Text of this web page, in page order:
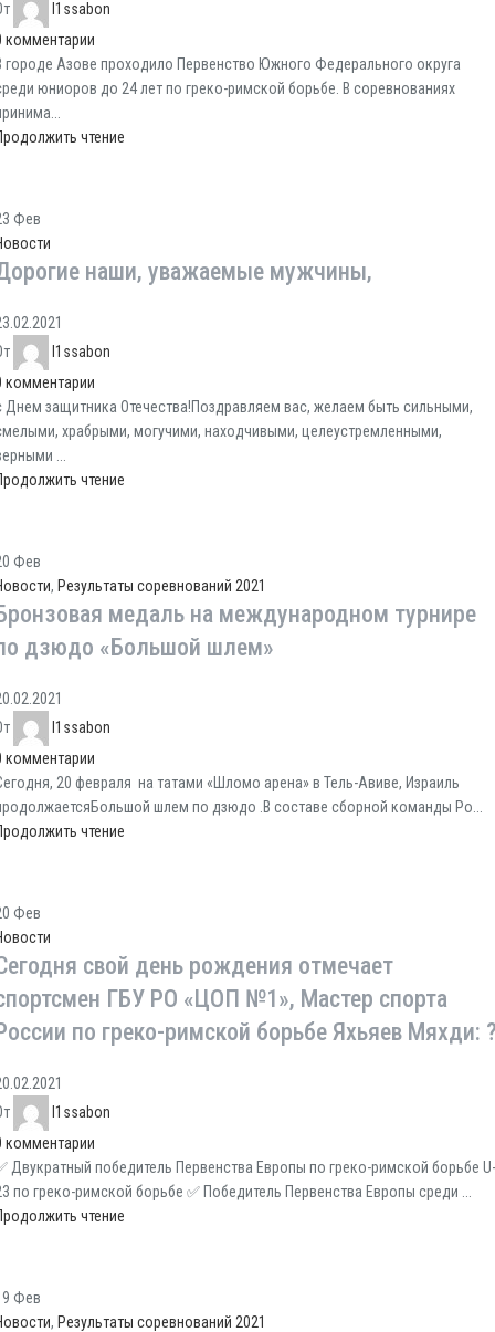
l1ssabon
комментарии
городе Азове проходило Первенство Южного Федерального округа
юниоров до 24 лет по греко-римской борьбе. В соревнованиях
чтение
Фев
наши, уважаемые мужчины,
l1ssabon
комментарии
Днем защитника Отечества!Поздравляем вас, желаем быть сильными,
храбрыми, могучими, находчивыми, целеустремленными,
...
чтение
Фев
, Результаты соревнований 2021
медаль на международном турнире
дзюдо «Большой шлем»
l1ssabon
комментарии
20 февраля ​ на татами «Шломо арена» в Тель-Авиве, Израиль
шлем​ по​ дзюдо .В составе сборной команды Ро...
чтение
Фев
свой день рождения отмечает
ГБУ РО «ЦОП №1», Мастер спорта
по греко-римской борьбе Яхьяев Мяхди:
l1ssabon
комментарии
Двукратный победитель Первенства Европы по греко-римской борьбе U-
по греко-римской борьбе ✅ Победитель Первенства Европы среди ...
чтение
Фев
, Результаты соревнований 2021